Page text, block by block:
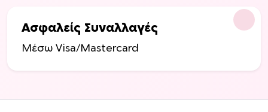
Ασφαλείς Συναλλαγές
Μέσω Visa/Mastercard